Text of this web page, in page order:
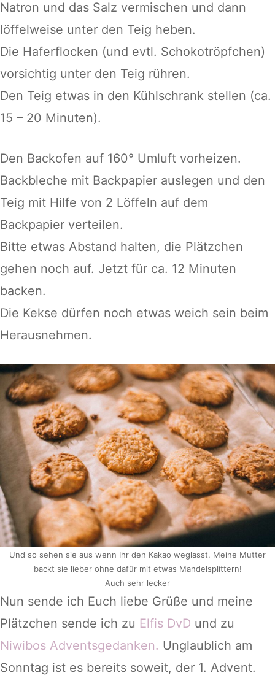
Natron und das Salz vermischen und dann
löffelweise unter den Teig heben.
Die Haferflocken (und evtl. Schokotröpfchen)
vorsichtig unter den Teig rühren.
Den Teig etwas in den Kühlschrank stellen (ca.
15 – 20 Minuten).
Den Backofen auf 160° Umluft vorheizen.
Backbleche mit Backpapier auslegen und den
Teig mit Hilfe von 2 Löffeln auf dem
Backpapier verteilen.
Bitte etwas Abstand halten, die Plätzchen
gehen noch auf. Jetzt für ca. 12 Minuten
backen.
Die Kekse dürfen noch etwas weich sein beim
Herausnehmen.
Und so sehen sie aus wenn Ihr den Kakao weglasst. Meine Mutter
backt sie lieber ohne dafür mit etwas Mandelsplittern!
Auch sehr lecker
Nun sende ich Euch liebe Grüße und meine
Plätzchen sende ich zu Elfis DvD und zu
Niwibos Adventsgedanken. Unglaublich am
Sonntag ist es bereits soweit, der 1. Advent.